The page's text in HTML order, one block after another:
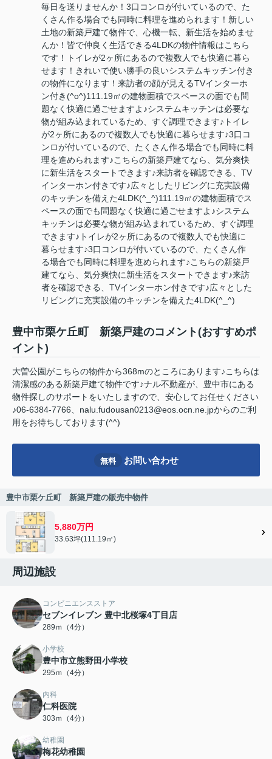
毎日を送りませんか！3口コンロが付いているので、た
くさん作る場合でも同時に料理を進められます！新しい
土地の新築戸建て物件で、心機一転、新生活を始めませ
んか！皆で仲良く生活できる4LDKの物件情報はこちら
です！トイレが2ヶ所にあるので複数人でも快適に暮ら
せます！きれいで使い勝手の良いシステムキッチン付き
の物件になります！来訪者の顔が見えるTVインターホ
ン付き(^o^)111.19㎡の建物面積でスペースの面でも問
題なく快適に過ごせますよ♪システムキッチンは必要な
物が組み込まれているため、すぐ調理できます♪トイレ
が2ヶ所にあるので複数人でも快適に暮らせます♪3口コ
ンロが付いているので、たくさん作る場合でも同時に料
理を進められます♪こちらの新築戸建てなら、気分爽快
に新生活をスタートできます♪来訪者を確認できる、TV
インターホン付きです♪広々としたリビングに充実設備
のキッチンを備えた4LDK(^_^)111.19㎡の建物面積でス
ペースの面でも問題なく快適に過ごせますよ♪システム
キッチンは必要な物が組み込まれているため、すぐ調理
できます♪トイレが2ヶ所にあるので複数人でも快適に
暮らせます♪3口コンロが付いているので、たくさん作
る場合でも同時に料理を進められます♪こちらの新築戸
建てなら、気分爽快に新生活をスタートできます♪来訪
者を確認できる、TVインターホン付きです♪広々とした
リビングに充実設備のキッチンを備えた4LDK(^_^)
豊中市栗ケ丘町 新築戸建のコメント(おすすめポ
イント)
大曽公園がこちらの物件から368mのところにあります♪こちらは
清潔感のある新築戸建て物件です♪ナル不動産が、豊中市にある
物件探しのサポートをいたしますので、安心してお任せください
♪06-6384-7766、nalu.fudousan0213@eos.ocn.ne.jpからのご利
用をお待ちしております(^^)
無料 お問い合わせ
豊中市栗ケ丘町 新築戸建の販売中物件
5,880万円
33.63坪(111.19㎡)
周辺施設
コンビニエンスストア
セブンイレブン 豊中北桜塚4丁目店
289ｍ（4分）
小学校
豊中市立熊野田小学校
295ｍ（4分）
内科
仁科医院
303ｍ（4分）
幼稚園
梅花幼稚園